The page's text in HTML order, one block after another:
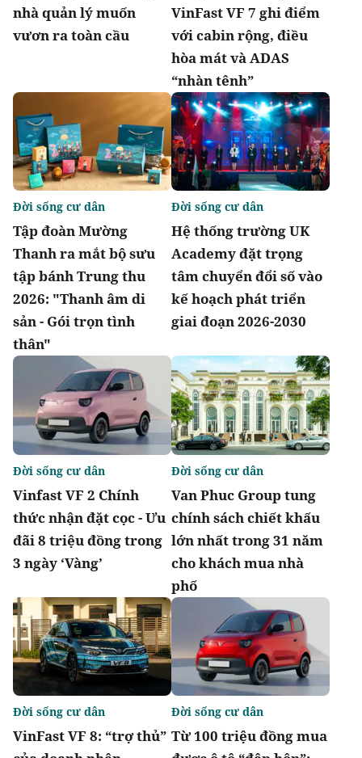
nhà quản lý muốn
vươn ra toàn cầu
VinFast VF 7 ghi điểm
với cabin rộng, điều
hòa mát và ADAS
“nhàn tênh”
Tập đoàn Mường
Thanh ra mắt bộ sưu
tập bánh Trung thu
2026: "Thanh âm di
sản - Gói trọn tình
thân"
Đời sống cư dân
Hệ thống trường UK
Academy đặt trọng
tâm chuyển đổi số vào
kế hoạch phát triển
giai đoạn 2026-2030
Đời sống cư dân
Vinfast VF 2 Chính
thức nhận đặt cọc - Ưu
đãi 8 triệu đồng trong
3 ngày ‘Vàng’
Đời sống cư dân
Van Phuc Group tung
chính sách chiết khấu
lớn nhất trong 31 năm
cho khách mua nhà
phố
Đời sống cư dân
VinFast VF 8: “trợ thủ”
Đời sống cư dân
Từ 100 triệu đồng mua
Đời sống cư dân